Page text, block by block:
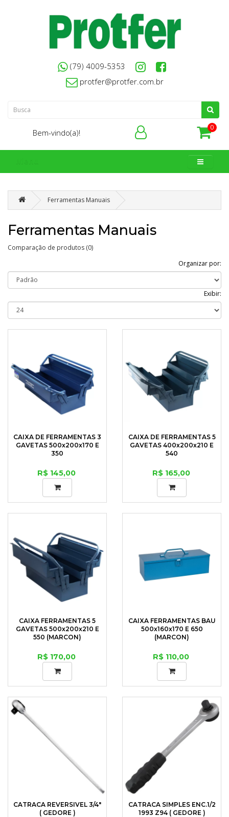
(79) 4009-5353
protfer@protfer.com.br
Bem-vindo(a)!
0
Ferramentas Manuais
Ferramentas Manuais
Comparação de produtos (0)
Organizar por:
Exibir:
CAIXA DE FERRAMENTAS 3
GAVETAS 500x200x170 E
350
R$ 145,00
CAIXA DE FERRAMENTAS 5
GAVETAS 400x200x210 E
540
R$ 165,00
CAIXA FERRAMENTAS 5
GAVETAS 500x200x210 E
550 (MARCON)
R$ 170,00
CAIXA FERRAMENTAS BAU
500x160x170 E 650
(MARCON)
R$ 110,00
CATRACA REVERSIVEL 3/4"
( GEDORE )
CATRACA SIMPLES ENC.1/2
1993 Z94 ( GEDORE )